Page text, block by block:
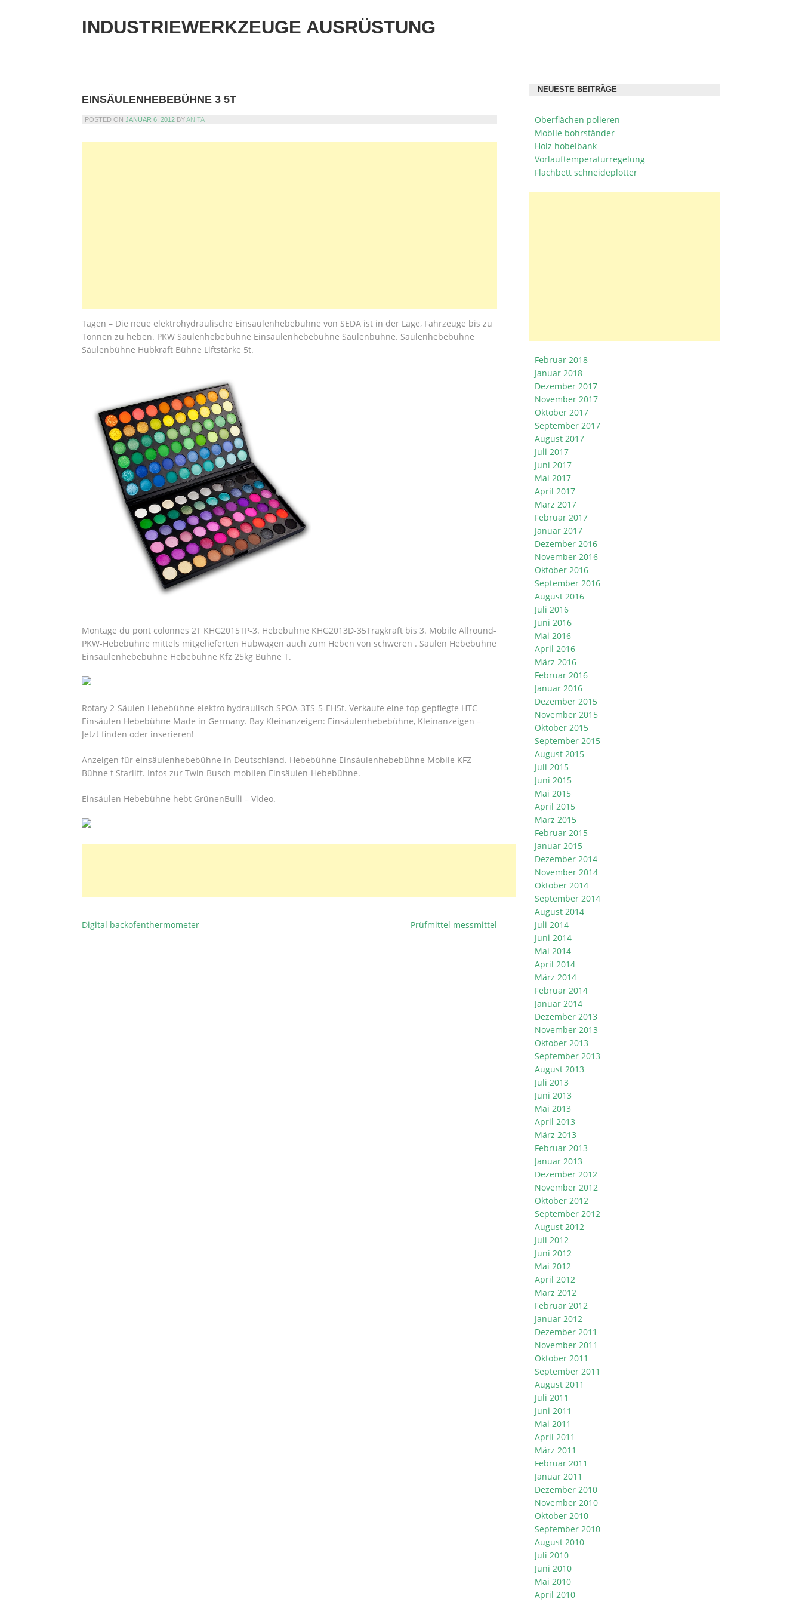
INDUSTRIEWERKZEUGE AUSRÜSTUNG
EINSÄULENHEBEBÜHNE 3 5T
POSTED ON JANUAR 6, 2012 BYANITA
Tagen – Die neue elektrohydraulische Einsäulenhebebühne von SEDA ist in der Lage, Fahrzeuge bis zu
Tonnen zu heben. PKW Säulenhebebühne Einsäulenhebebühne Säulenbühne. Säulenhebebühne
Säulenbühne Hubkraft Bühne Liftstärke 5t.
Montage du pont colonnes 2T KHG2015TP-3. Hebebühne KHG2013D-35Tragkraft bis 3. Mobile Allround-
PKW-Hebebühne mittels mitgelieferten Hubwagen auch zum Heben von schweren . Säulen Hebebühne
Einsäulenhebebühne Hebebühne Kfz 25kg Bühne T.
Rotary 2-Säulen Hebebühne elektro hydraulisch SPOA-3TS-5-EH5t. Verkaufe eine top gepflegte HTC
Einsäulen Hebebühne Made in Germany. Bay Kleinanzeigen: Einsäulenhebebühne, Kleinanzeigen –
Jetzt finden oder inserieren!
Anzeigen für einsäulenhebebühne in Deutschland. Hebebühne Einsäulenhebebühne Mobile KFZ
Bühne t Starlift. Infos zur Twin Busch mobilen Einsäulen-Hebebühne.
Einsäulen Hebebühne hebt GrünenBulli – Video.
BEITRAGSNAVIGATION
Digital backofenthermometer Prüfmittel messmittel
NEUESTE BEITRÄGE
Oberflächen polieren
Mobile bohrständer
Holz hobelbank
Vorlauftemperaturregelung
Flachbett schneideplotter
Februar 2018
Januar 2018
Dezember 2017
November 2017
Oktober 2017
September 2017
August 2017
Juli 2017
Juni 2017
Mai 2017
April 2017
März 2017
Februar 2017
Januar 2017
Dezember 2016
November 2016
Oktober 2016
September 2016
August 2016
Juli 2016
Juni 2016
Mai 2016
April 2016
März 2016
Februar 2016
Januar 2016
Dezember 2015
November 2015
Oktober 2015
September 2015
August 2015
Juli 2015
Juni 2015
Mai 2015
April 2015
März 2015
Februar 2015
Januar 2015
Dezember 2014
November 2014
Oktober 2014
September 2014
August 2014
Juli 2014
Juni 2014
Mai 2014
April 2014
März 2014
Februar 2014
Januar 2014
Dezember 2013
November 2013
Oktober 2013
September 2013
August 2013
Juli 2013
Juni 2013
Mai 2013
April 2013
März 2013
Februar 2013
Januar 2013
Dezember 2012
November 2012
Oktober 2012
September 2012
August 2012
Juli 2012
Juni 2012
Mai 2012
April 2012
März 2012
Februar 2012
Januar 2012
Dezember 2011
November 2011
Oktober 2011
September 2011
August 2011
Juli 2011
Juni 2011
Mai 2011
April 2011
März 2011
Februar 2011
Januar 2011
Dezember 2010
November 2010
Oktober 2010
September 2010
August 2010
Juli 2010
Juni 2010
Mai 2010
April 2010